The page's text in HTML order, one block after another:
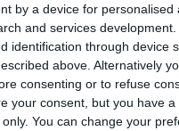
by a device for personalised
and services development.
identification through device
above. Alternatively
consenting or to refuse
your consent, but you have
You can change your